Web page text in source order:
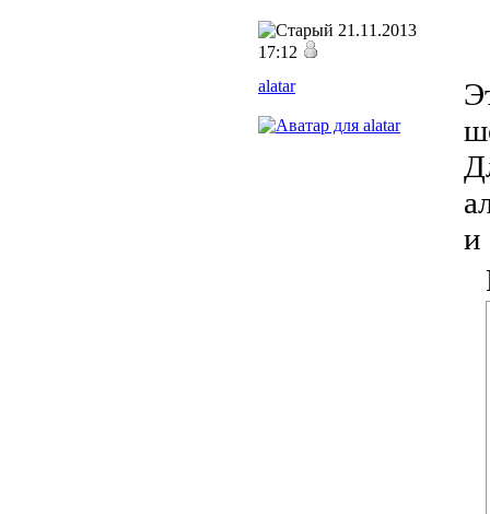
21.11.2013
17:12
alatar
и